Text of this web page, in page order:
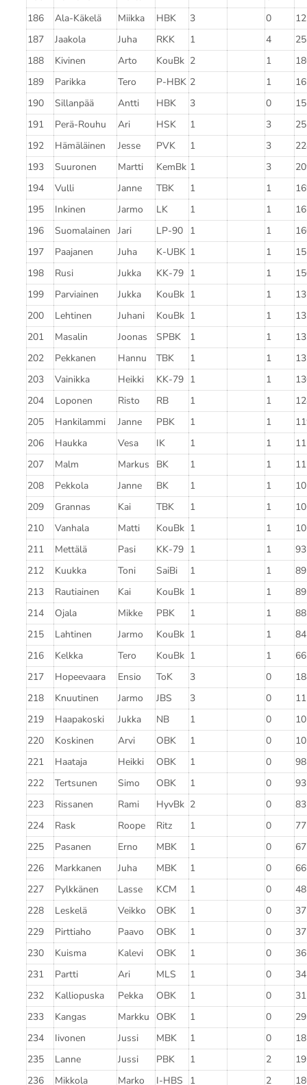
186
Ala-Käkelä Miikka HBK 3 0
187
Jaakola Juha RKK 1 4
188
Kivinen Arto KouBk 2 1
189
Parikka Tero P-HBK 2 1
190
Sillanpää Antti HBK 3 0
191
Perä-Rouhu Ari HSK 1 3
192
Hämäläinen Jesse PVK 1 3
193
Suuronen Martti KemBk 1 3
194
Vulli Janne TBK 1 1
195
Inkinen Jarmo LK 1 1
196
Suomalainen Jari LP-90 1 1
197
Paajanen Juha K-UBK 1 1
198
Rusi Jukka KK-79 1 1
199
Parviainen Jukka KouBk 1 1
200
Lehtinen Juhani KouBk 1 1
201
Masalin Joonas SPBK 1 1
202
Pekkanen Hannu TBK 1 1
203
Vainikka Heikki KK-79 1 1
204
Loponen Risto RB 1 1
205
Hankilammi Janne PBK 1 1
206
Haukka Vesa IK 1 1
207
Malm Markus BK 1 1
208
Pekkola Janne BK 1 1
209
Grannas Kai TBK 1 1
210
Vanhala Matti KouBk 1 1
211
Mettälä Pasi KK-79 1 1
93
212
Kuukka Toni SaiBi 1 1
89
213
Rautiainen Kai KouBk 1 1
89
214
Ojala Mikke PBK 1 1
88
215
Lahtinen Jarmo KouBk 1 1
84
216
Kelkka Tero KouBk 1 1
66
217
Hopeevaara Ensio ToK 3 0
218
Knuutinen Jarmo JBS 3 0
219
Haapakoski Jukka NB 1 0
220
Koskinen Arvi OBK 1 0
221
Haataja Heikki OBK 1 0
98
222
Tertsunen Simo OBK 1 0
93
223
Rissanen Rami HyvBk 2 0
83
224
Rask Roope Ritz 1 0
77
225
Pasanen Erno MBK 1 0
67
226
Markkanen Juha MBK 1 0
66
227
Pylkkänen Lasse KCM 1 0
48
228
Leskelä Veikko OBK 1 0
37
229
Pirttiaho Paavo OBK 1 0
37
230
Kuisma Kalevi OBK 1 0
36
231
Partti Ari MLS 1 0
34
232
Kalliopuska Pekka OBK 1 0
31
233
Kangas Markku OBK 1 0
29
234
Iivonen Jussi MBK 1 0
18
235
Lanne Jussi PBK 1 2
236
Mikkola Marko I-HBS 1 2